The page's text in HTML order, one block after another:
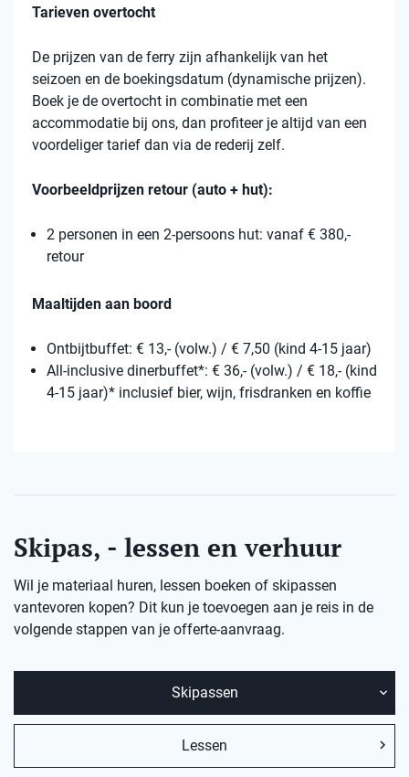
Tarieven overtocht
De prijzen van de ferry zijn afhankelijk van het
seizoen en de boekingsdatum (dynamische prijzen).
Boek je de overtocht in combinatie met een
accommodatie bij ons, dan profiteer je altijd van een
voordeliger tarief dan via de rederij zelf.
Voorbeeldprijzen retour (auto + hut):
2 personen in een 2-persoons hut: vanaf € 380,-
retour
Maaltijden aan boord
Ontbijtbuffet: € 13,- (volw.) / € 7,50 (kind 4-15 jaar)
All-inclusive dinerbuffet*: € 36,- (volw.) / € 18,- (kind
4-15 jaar)* inclusief bier, wijn, frisdranken en koffie
Skipas, - lessen en verhuur
Wil je materiaal huren, lessen boeken of skipassen
vantevoren kopen? Dit kun je toevoegen aan je reis in de
volgende stappen van je offerte-aanvraag.
Skipassen
Lessen